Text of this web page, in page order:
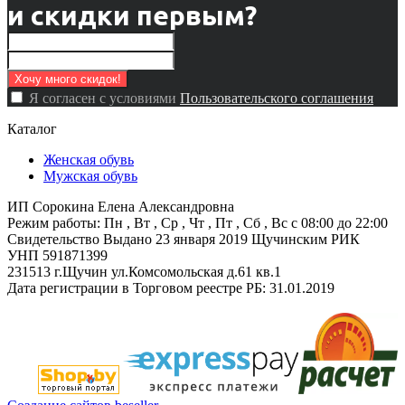
и скидки первым?
Я согласен с условиями Пользовательского соглашения
Каталог
Женская обувь
Мужская обувь
ИП Сорокина Елена Александровна
Режим работы: Пн , Вт , Ср , Чт , Пт , Сб , Вс c 08:00 до 22:00
Свидетельство Выдано 23 января 2019 Щучинским РИК
УНП 591871399
231513 г.Щучин ул.Комсомольская д.61 кв.1
Дата регистрации в Торговом реестре РБ: 31.01.2019